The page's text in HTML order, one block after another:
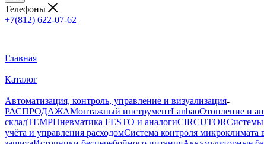
Телефоны
+7(812) 622-07-62
Главная
—
Каталог
—
Автоматизация, контроль, управление и визуализация
РАСПРОДАЖАМонтажный инструментLanbaoОтопление и
складTEMPПневматика FESTO и аналогиCIRCUTORСистемы
учёта и управления расходомСистема контроля микроклимата